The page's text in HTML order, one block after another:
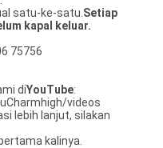
satu-ke-satu. Setiap
kapal keluar.
75756
diYouTube:
videos
lebih lanjut, silakan
kalinya.